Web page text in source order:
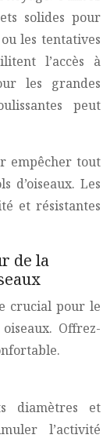
solides pour
les tentatives
l’accès à
les grandes
peut
empêcher tout
d’oiseaux. Les
et résistantes
de la
crucial pour le
Offrez-
diamètres et
l’activité